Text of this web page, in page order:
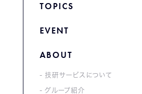
TOPICS
EVENT
ABOUT
技研サービスについて
グループ紹介